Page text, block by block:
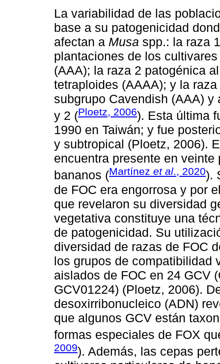
La variabilidad de las
base a su patogenicidad
afectan a Musa spp.: la raza
plantaciones de los
(AAA); la raza 2 patogénica
tetraploides (AAAA); y la
subgrupo Cavendish (AAA)
y 2 (Ploetz, 2006). Esta última
1990 en Taiwán; y fue
y subtropical (Ploetz, 2006).
encuentra presente en
bananos (Martínez et al., 2020).
de FOC era engorrosa y por
que revelaron su diversidad
vegetativa constituye una
de patogenicidad. Su
diversidad de razas de FOC
los grupos de compatibilidad
aislados de FOC en 24 GCV
GCV01224) (Ploetz, 2006).
desoxirribonucleico (ADN)
que algunos GCV están
formas especiales de FOX
2009). Además, las cepas